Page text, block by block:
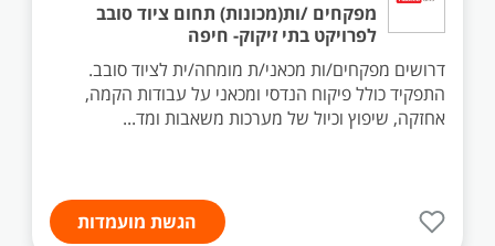
מפקחים /ות(מכונות) תחום ציוד סובב
לפרויקט בתי זיקוק- חיפה
דרושים מפקחים/ות מכאני/ת מומחה/ית לציוד סובב.
התפקיד כולל פיקוח הנדסי ומכאני על עבודות הקמה,
אחזקה, שיפוץ וכיול של מערכות משאבות ומד...
הגשת מועמדות